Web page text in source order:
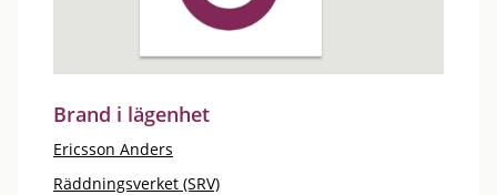
Brand i lägenhet
Ericsson Anders
Räddningsverket (SRV)